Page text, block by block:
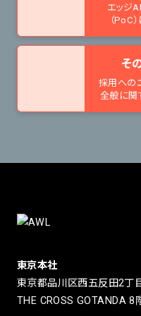
エッジ
（PoC
そ
採用への
全般に関
東京本社
東京都品川区西五反田2丁
THE CROSS GOTANDA 8